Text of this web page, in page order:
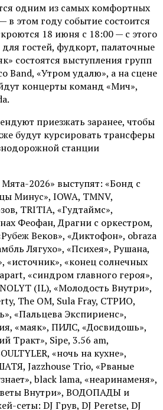
одним из самых комфортных
в этом году событие состоится
18 июня с 18:00 — с этого
гостей, фудкорт, палаточные
состоятся выступления групп
Band, «Утром удалю», а на сцене
концерты команд «Мич»,
приезжать заранее, чтобы
будут курсировать трансферы
станции
2026» выступят: «Бонд с
Минус», IOWA, TMNV,
TRITIA, «Гудтаймс»,
Феофан, Драгни с оркестром,
Веков», «Диктофон», obraza
Лягухо», «Психея», Рушана,
«конец солнечных
«синдром главного героя»,
(IL), «Молодость Внутри»,
The OM, Sula Fray, СТРИО,
«Пальцева Экспириенс»,
«маяк», ПИЛС, «Досвидошь»,
Тракт», Sipe, 3.56 am,
«ночь на кухне»,
Jazzhouse Trio, «Рваные
black lama, «неаринаменя»,
Внутри», ВОДОПАДЫ и
сеты: DJ Грув, DJ Peretse, DJ